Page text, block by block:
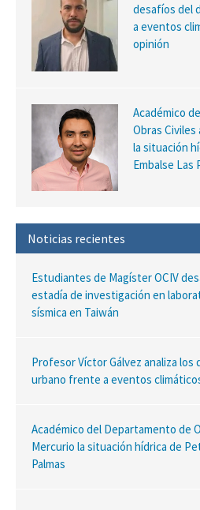
desafíos del
a eventos
opinión
Académico
Obras Civiles
la situación
Embalse Las
Noticias recientes
Estudiantes de Magíster OCIV
estadía de investigación en
sísmica en Taiwán
Profesor Víctor Gálvez analiza los
urbano frente a eventos
Académico del Departamento de
Mercurio la situación hídrica de
Palmas